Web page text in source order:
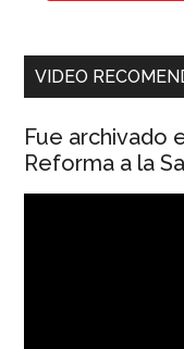
VIDEO
Fue archivado
Reforma a la